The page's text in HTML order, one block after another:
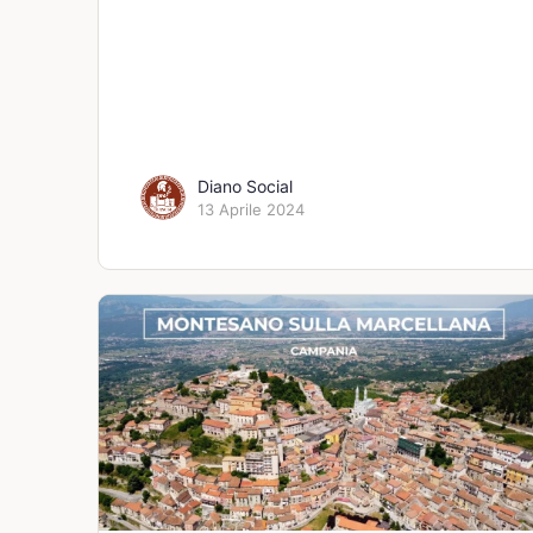
Diano Social
13 Aprile 2024